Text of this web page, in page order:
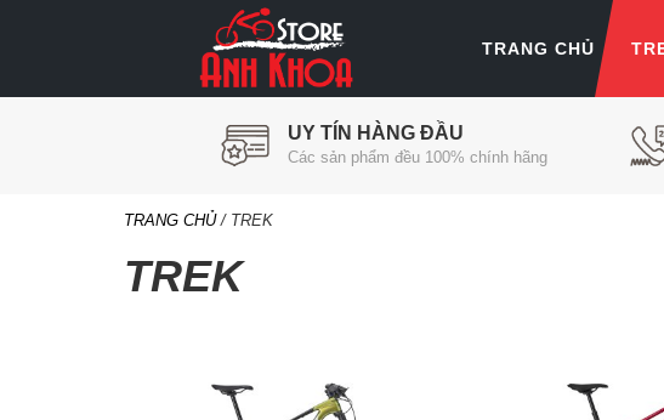
TRANG CHỦ
UY TÍN HÀNG ĐẦU
Các sản phẩm đều 100% chính hãng
TRANG CHỦ/ TREK
TREK